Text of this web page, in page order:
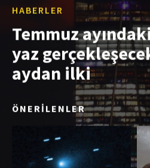
HABERLER
Temmuz
yaz
aydan ilki
ÖNERİLENLER